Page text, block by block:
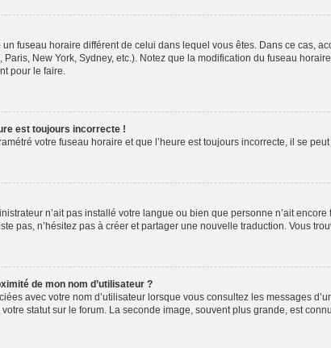
un fuseau horaire différent de celui dans lequel vous êtes. Dans ce cas,
New York, Sydney, etc.). Notez que la modification du fuseau
pour le faire.
est toujours incorrecte !
votre fuseau horaire et que l’heure est toujours incorrecte, il se
n’ait pas installé votre langue ou bien que personne n’ait
pas, n’hésitez pas à créer et partager une nouvelle traduction. Vous
de mon nom d’utilisateur ?
avec votre nom d’utilisateur lorsque vous consultez les messages
statut sur le forum. La seconde image, souvent plus grande, est